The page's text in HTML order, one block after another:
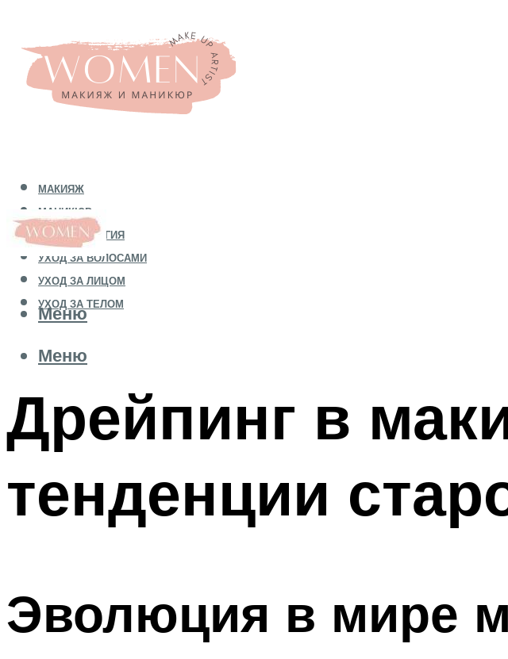
МАКИЯЖ
МАНИКЮР
КОСМЕТОЛОГИЯ
УХОД ЗА ВОЛОСАМИ
УХОД ЗА ЛИЦОМ
УХОД ЗА ТЕЛОМ
Меню
Меню
Дрейпинг в
тенденции
Эволюция в мире